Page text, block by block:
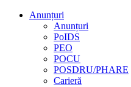
Anunțuri
Anunțuri
PoIDS
PEO
POCU
POSDRU/PHARE
Carieră